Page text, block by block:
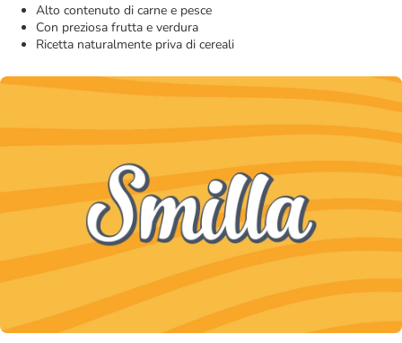
Alto contenuto di carne e pesce
Con preziosa frutta e verdura
Ricetta naturalmente priva di cereali